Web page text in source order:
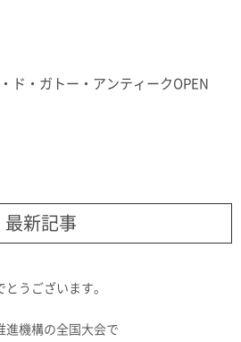
ド・ガトー・アンティークOPEN
最新記事
うございます。
進機構の全国大会で